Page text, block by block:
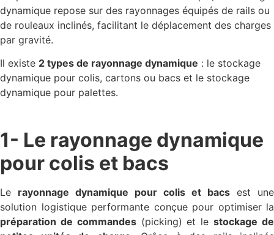
dynamique repose sur des rayonnages équipés de rails ou
de rouleaux inclinés, facilitant le déplacement des charges
par gravité.
Il existe 2 types de rayonnage dynamique : le stockage
dynamique pour colis, cartons ou bacs et le stockage
dynamique pour palettes.
1- Le rayonnage dynamique
pour colis et bacs
Le rayonnage dynamique pour colis et bacs est une
solution logistique performante conçue pour optimiser la
préparation de commandes(picking) et lestockage de